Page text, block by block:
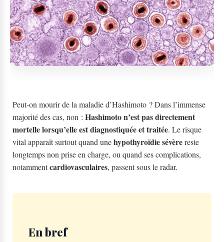
Peut-on mourir de la maladie d’Hashimoto ? Dans l’immense
majorité des cas, non : Hashimoto n’est pas directement
mortelle lorsqu’elle est diagnostiquée et traitée. Le risque
vital apparaît surtout quand unehypothyroïdie sévèrereste
longtemps non prise en charge, ou quand ses complications,
notammentcardiovasculaires, passent sous le radar.
En bref